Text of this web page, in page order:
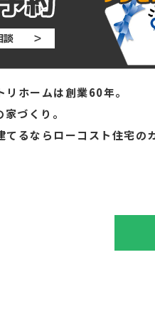
ホームは創業60年。
づくり。
るならローコスト住宅の